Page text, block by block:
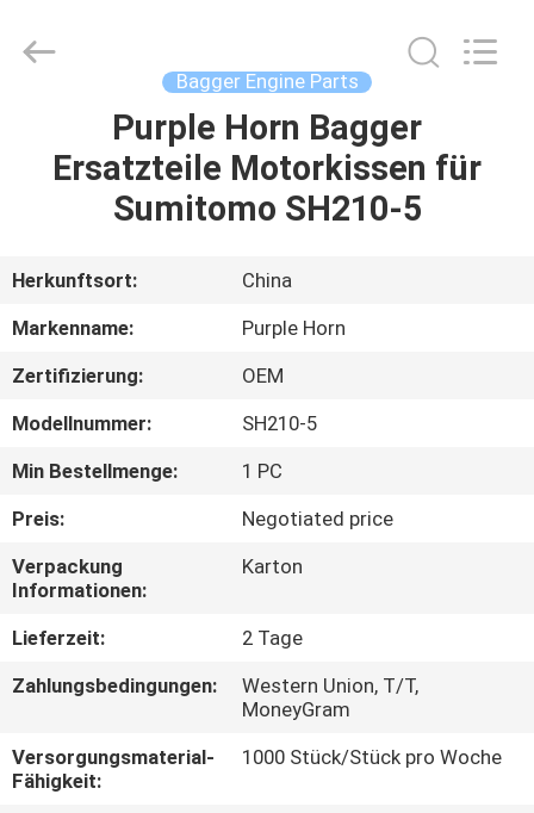
PRODUKTE
ÜBER
UNS
FABRIK-
AUSFLUG
QUALITÄTSKONTROLLE
TRETEN
SIE
MIT
IN
VERBINDUNG
Commerce
Bagger Engine Parts
Purple Horn Bagger
Ersatzteile Motorkissen für
Sumitomo SH210-5
Herkunftsort:
China
Markenname:
Purple Horn
Zertifizierung:
OEM
Modellnummer:
SH210-5
Min Bestellmenge:
1 PC
Preis:
Negotiated price
Verpackung
Informationen:
Karton
Lieferzeit:
2 Tage
Zahlungsbedingungen:
Western Union, T/T,
MoneyGram
Versorgungsmaterial-
Fähigkeit:
1000 Stück/Stück pro Woche